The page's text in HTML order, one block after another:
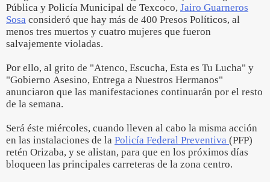
Pública y Policía Municipal de Texcoco, Jairo Guarneros
Sosa consideró que hay más de 400 Presos Políticos, al
menos tres muertos y cuatro mujeres que fueron
salvajemente violadas.
Por ello, al grito de "Atenco, Escucha, Esta es Tu Lucha" y
"Gobierno Asesino, Entrega a Nuestros Hermanos"
anunciaron que las manifestaciones continuarán por el resto
de la semana.
Será éste miércoles, cuando lleven al cabo la misma acción
en las instalaciones de la Policía Federal Preventiva (PFP)
retén Orizaba, y se alistan, para que en los próximos días
bloqueen las principales carreteras de la zona centro.